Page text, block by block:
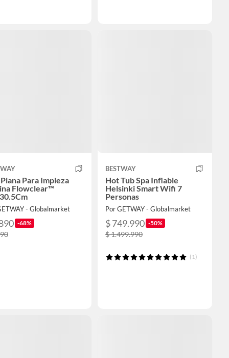
Para Impieza
Flowclear™
- Globalmarket
-68%
BESTWAY
Hot Tub Spa Inflable
Helsinki Smart Wifi 7
Personas
Por GETWAY - Globalmarket
$ 749.990 -50%
$ 1.499.990
(1)